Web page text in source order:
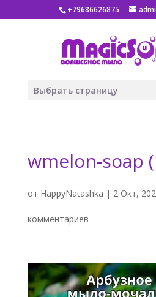
+79686626875
Выбрать страницу
wmelon-soap
от HappyNatashka | 2 Окт,
комментариев